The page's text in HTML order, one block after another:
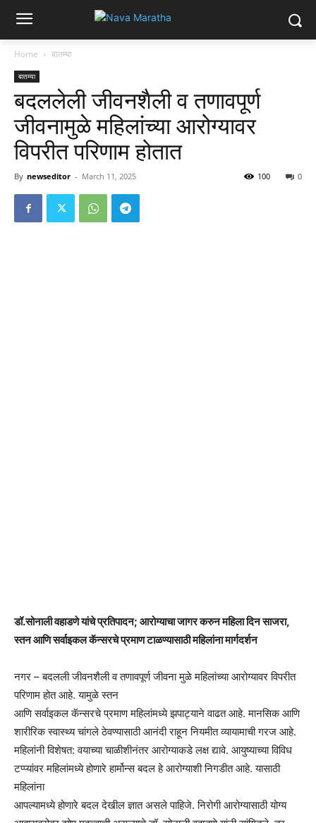
Home बातम्या
बातम्या
बदललेली जीवनशैली व तणावपूर्ण
जीवनामुळे महिलांच्या आरोग्यावर
विपरीत परिणाम होतात
By newseditor - March 11, 2025 0
100
डॉ.सोनाली वहाडणे यांचे प्रतिपादन; आरोग्याचा जागर करुन महिला दिन साजरा,
स्तन आणि सर्वाइकल कॅन्सरचे प्रमाण टाळण्यासाठी महिलांना मार्गदर्शन
नगर – बदलली जीवनशैली व तणावपूर्ण जीवना मुळे महिलांच्या आरोग्यावर विपरीत
परिणाम होत आहे. यामुळे स्तन
आणि सर्वाइकल कॅन्सरचे प्रमाण महिलांमध्ये झपाट्याने वाढत आहे. मानसिक आणि
शारीरिक स्वास्थ्य चांगले ठेवण्यासाठी आनंदी राहून नियमीत व्यायामाची गरज आहे.
महिलांनी विशेषत: वयाच्या चाळीशीनंतर आरोग्याकडे लक्ष द्यावे. आयुष्याच्या विविध
टप्प्यांवर महिलांमध्ये होणारे हार्मोन्स बदल हे आरोग्याशी निगडीत आहे. यासाठी
महिलांना
आपल्यामध्ये होणारे बदल देखील ज्ञात असले पाहिजे. निरोगी आरोग्यासाठी योग्य